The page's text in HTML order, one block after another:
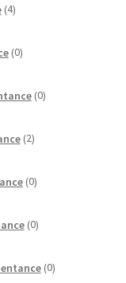
4izdelki
0izdelkov
0izdelkov
2izdelka
0izdelkov
0izdelkov
0izdelkov